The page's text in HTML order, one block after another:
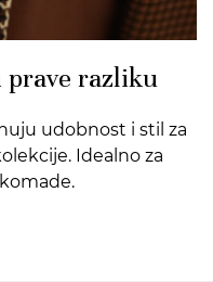
razliku
udobnost i stil za
Idealno za